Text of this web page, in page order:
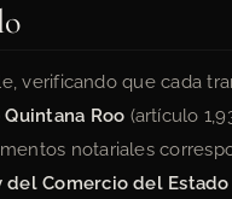
verificando que cada
Roo (artículo
notariales
Comercio del